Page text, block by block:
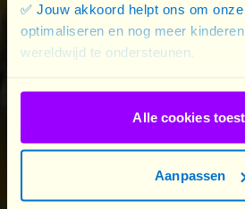
✅ Jouw akkoord helpt ons om
optimaliseren en nog meer
wereldwijd te ondersteunen.
Alle cookies
Aanpassen
Footer
Plan International logo
Pour que